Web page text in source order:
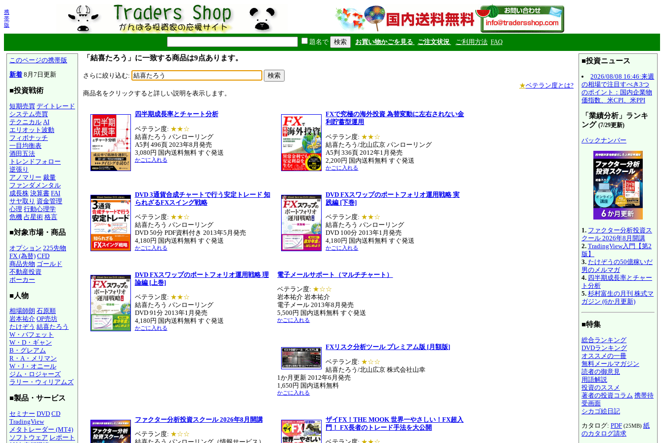
携
帯
版
題名で お買い物かごを見る ご注文状況 ご利用方法 FAQ
このページの携帯版
新着 8月7日更新
■投資戦術
短期売買 デイトレード
システム売買
テクニカル AI
エリオット波動
フィボナッチ
一目均衡表
酒田五法
トレンドフォロー
逆張り
アノマリー 裁量
ファンダメンタル
成長株 決算書 FAI
サヤ取り 資金管理
心理 行動心理学
危機 占星術 格言
■対象市場・商品
オプション 225先物
FX (為替) CFD
商品先物 ゴールド
不動産投資
ポーカー
■人物
相場師朗 石原順
岩本祐介 OP売坊
たけぞう 結喜たろう
W・バフェット
W・D・ギャン
B・グレアム
R・A・メリマン
W・J・オニール
ジム・ロジャーズ
ラリー・ウィリアムズ
■製品・サービス
セミナー DVD CD
TradingView
メタトレーダー (MT4)
ソフトウェア レポート
「結喜たろう」に一致する商品は9点あります。
さらに絞り込む:
★ベテラン度とは?
商品名をクリックすると詳しい説明を表示します。
四半期成長率とチャート分析
ベテラン度: ★★☆
結喜たろう パンローリング
A5判 496頁 2023年8月発売
3,080円 国内送料無料 すぐ発送
かごに入れる
FXで究極の海外投資 為替変動に左右されない金
利貯蓄型運用
ベテラン度: ★★☆
結喜たろう/北山広京 パンローリング
A5判 336頁 2012年1月発売
2,200円 国内送料無料 すぐ発送
かごに入れる
DVD 3通貨合成チャートで行う安定トレード 知
られざるFXスイング戦略
ベテラン度: ★★☆
結喜たろう パンローリング
DVD 50分 PDF資料付き 2013年5月発売
4,180円 国内送料無料 すぐ発送
かごに入れる
DVD FXスワップのポートフォリオ運用戦略 実
践編 [下巻]
ベテラン度: ★★☆
結喜たろう パンローリング
DVD 100分 2013年1月発売
4,180円 国内送料無料 すぐ発送
かごに入れる
DVD FXスワップのポートフォリオ運用戦略 理
論編 [上巻]
ベテラン度: ★★☆
結喜たろう パンローリング
DVD 91分 2013年1月発売
4,180円 国内送料無料 すぐ発送
かごに入れる
電子メールサポート（マルチチャート）
ベテラン度: ★☆☆
岩本祐介 岩本祐介
電子メール 2013年8月発売
5,500円 国内送料無料 すぐ発送
かごに入れる
FXリスク分析ツール プレミアム版 [月額版]
ベテラン度: ★☆☆
結喜たろう/北山広京 株式会社山幸
1か月更新 2012年6月発売
1,650円 国内送料無料
かごに入れる
ファクター分析投資スクール 2026年8月開講
ベテラン度: ★☆☆
ザイFX！THE MOOK 世界一やさしい！FX超入
門！ FX長者のトレード手法を大公開
■投資ニュース
2026/08/08 16:46:来週
の相場で注目すべき3つ
のポイント：国内企業物
価指数、米CPI、米PPI
「業績分析」ランキ
ング (7/29更新)
バックナンバー
1. ファクター分析投資ス
クール 2026年8月開講
2. TradingView入門【第2
版】
3. たけぞうの50億稼いだ
男のメルマガ
4. 四半期成長率とチャー
ト分析
5. 杉村富生の月刊 株式マ
ガジン (6か月更新)
■特集
総合ランキング
DVDランキング
オススメの一冊
無料メールマガジン
読者の御意見
用語解説
投資のススメ
著者の投資コラム 携帯待
受画面
シカゴ絵日記
カタログ: PDF (25MB) 紙
のカタログ請求